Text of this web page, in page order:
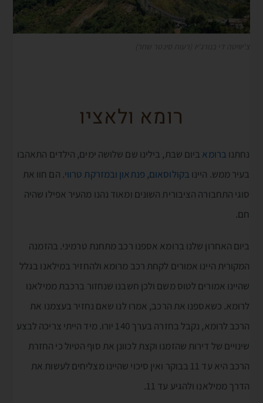
רומא ולאציו
נחתנו ברומא ביום שבת, בילינו שם שלושה ימים, הילדים התאהבו
בעיר ממש. היינו בקולוסאום, פנתאון ובמזרקת טרווי. הם חוו את
סוגי התחבורה הציבורית השונים ומאוד נהנו מהעיר אפילו שהיה
חם.
ביום האחרון שלנו ברומא אספנו רכב מתחנת טרמיני. בהזמנה
המקורית היינו אמורים לקחת רכב מרומא ולהחזיר במילאנו בגלל
שהיינו אמורים לטוס משם ולכן חשבנו שנחזור ברכבת ממילאנו
לרומא. כשאספנו את הרכב, אמרו לנו שאם נחזיר בעצמנו את
הרכב לרומא, נקבל בחזרה בערך 140 יורו. מיד הייתי צריכה לבצע
שינויים של דירות שהזמנו וקצת לכוונן את סוף הטיול כי החזרת
הרכב היא עד 11 בבוקר ואין סיכוי שהיינו מצליחים לעשות את
הדרך ממילאנו ולהגיע עד 11.